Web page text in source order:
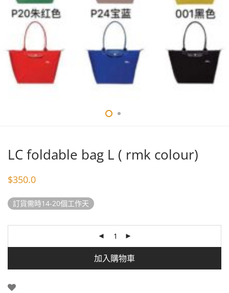
LC foldable bag L ( rmk colour)
$350.0
訂貨需時14-20個工作天
加入購物車